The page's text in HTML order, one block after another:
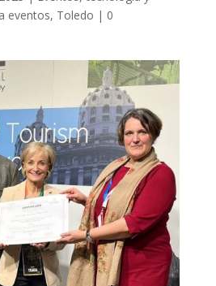
eventos, Toledo | 0